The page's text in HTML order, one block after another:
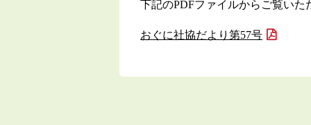
下記のPDFファイルからご覧いた
おぐに社協だより第57号